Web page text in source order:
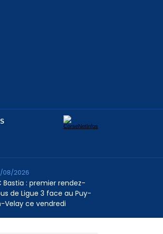
Bastia : premier rendez-
de Ligue 3 face au Puy-
Velay ce vendredi
08/2026